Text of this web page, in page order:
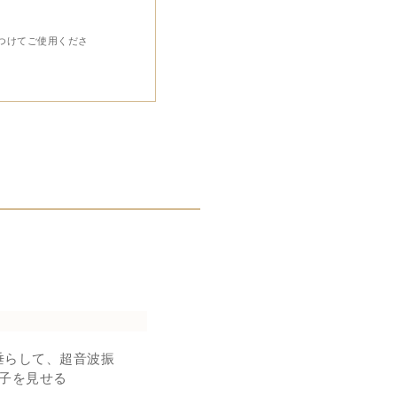
けてご使用くださ
して、超音波振
を見せる